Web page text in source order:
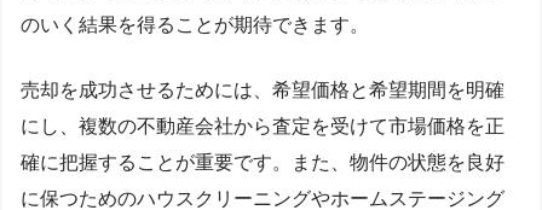
のいく結果を得ることが期待できます。
売却を成功させるためには、希望価格と希望期間を明確
にし、複数の不動産会社から査定を受けて市場価格を正
確に把握することが重要です。また、物件の状態を良好
に保つためのハウスクリーニングやホームステージング